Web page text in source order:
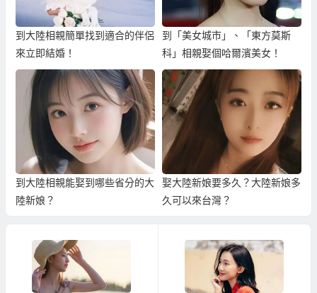
到大陸相親簡單找到適合的伴侶
來立即結婚！
到「美女城市」、「東方莫斯
科」相親娶個哈爾濱美女！
到大陸相親能娶到哪些省分的大
陸新娘？
娶大陸新娘要多久？大陸新娘多
久可以來台灣？